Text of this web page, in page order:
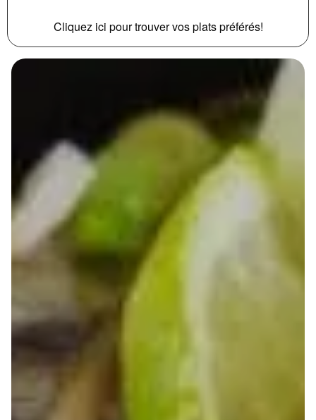
Cliquez ici pour trouver vos plats préférés!